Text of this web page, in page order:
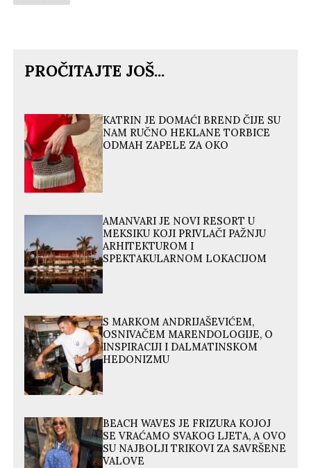
PROČITAJTE JOŠ...
KATRIN JE DOMAĆI BREND ČIJE SU
NAM RUČNO HEKLANE TORBICE
ODMAH ZAPELE ZA OKO
AMANVARI JE NOVI RESORT U
MEKSIKU KOJI PRIVLAČI PAŽNJU
ARHITEKTUROM I
SPEKTAKULARNOM LOKACIJOM
S MARKOM ANDRIJAŠEVIĆEM,
OSNIVAČEM MARENDOLOGIJE, O
INSPIRACIJI I DALMATINSKOM
HEDONIZMU
BEACH WAVES JE FRIZURA KOJOJ
SE VRAĆAMO SVAKOG LJETA, A OVO
SU NAJBOLJI TRIKOVI ZA SAVRŠENE
VALOVE